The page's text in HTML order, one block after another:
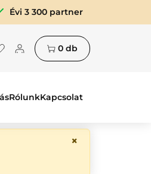
Évi 3 300 partner
0 db
RólunkKapcsolat
×